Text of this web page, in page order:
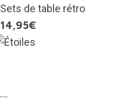
Sets de table rétro
14,95€